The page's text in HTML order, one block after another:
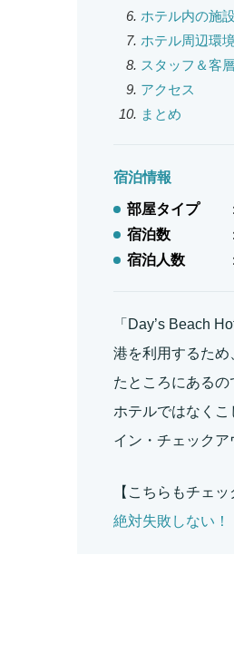
ホテル内の施設
ホテル周辺環境
スタッフ＆客層
アクセス
まとめ
宿泊情報
部屋タイプ
宿泊数
宿泊人数
「Day’s Beach
港を利用するた
たところにある
ホテルではなく
イン・チェックア
【こちらもチェッ
絶対失敗しない